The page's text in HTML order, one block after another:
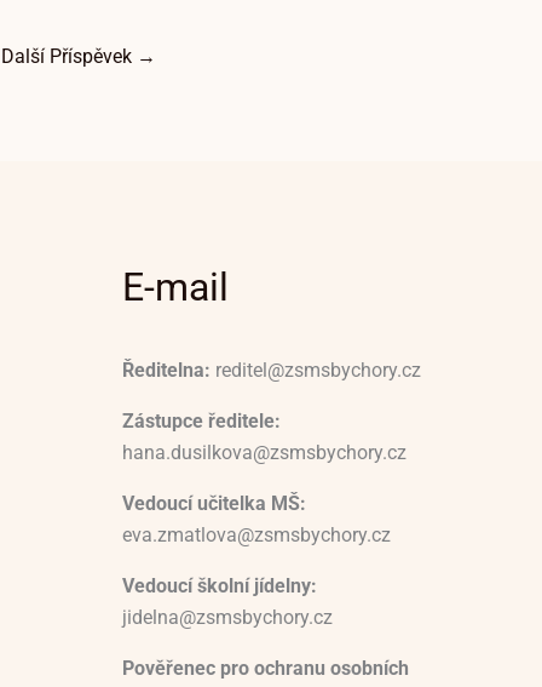
Další Příspěvek →
E-mail
Ředitelna: reditel@zsmsbychory.cz
Zástupce ředitele:
hana.dusilkova@zsmsbychory.cz
Vedoucí učitelka MŠ:
eva.zmatlova@zsmsbychory.cz
Vedoucí školní jídelny:
jidelna@zsmsbychory.cz
Pověřenec pro ochranu osobních